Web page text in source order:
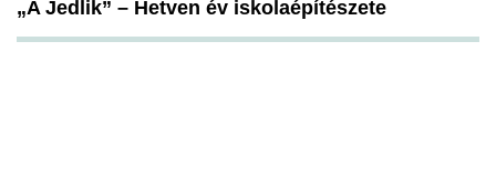
„A Jedlik” – Hetven év iskolaépítészete